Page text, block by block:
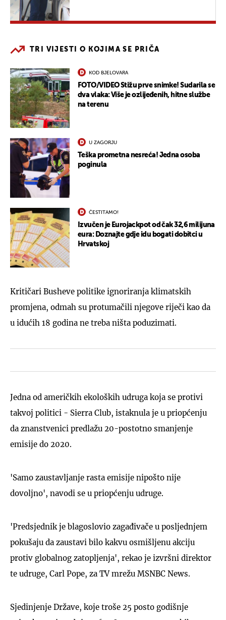
TRI VIJESTI O KOJIMA SE PRIČA
KOD BJELOVARA
FOTO/VIDEO Stižu prve snimke! Sudarila se
dva vlaka: Više je ozlijeđenih, hitne službe
na terenu
U ZAGORJU
Teška prometna nesreća! Jedna osoba
poginula
ČESTITAMO!
Izvučen je Eurojackpot od čak 32,6 milijuna
eura: Doznajte gdje idu bogati dobitci u
Hrvatskoj
Kritičari Busheve politike ignoriranja klimatskih
promjena, odmah su protumačili njegove riječi kao da
u idućih 18 godina ne treba ništa poduzimati.
Jedna od američkih ekoloških udruga koja se protivi
takvoj politici - Sierra Club, istaknula je u priopćenju
da znanstvenici predlažu 20-postotno smanjenje
emisije do 2020.
'Samo zaustavljanje rasta emisije nipošto nije
dovoljno', navodi se u priopćenju udruge.
'Predsjednik je blagoslovio zagađivače u posljednjem
pokušaju da zaustavi bilo kakvu osmišljenu akciju
protiv globalnog zatopljenja', rekao je izvršni direktor
te udruge, Carl Pope, za TV mrežu MSNBC News.
Sjedinjenje Države, koje troše 25 posto godišnje